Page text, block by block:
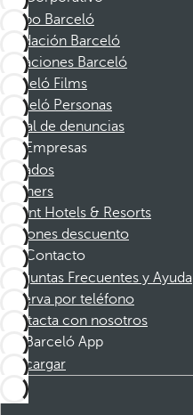
Grupo Barceló
Fundación Barceló
Vacaciones Barceló
Barceló Films
Barceló Personas
Canal de denuncias
Empresas
Afiliados
Partners
Dorint Hotels & Resorts
Cupones descuento
Contacto
Preguntas Frecuentes y Ayuda
Reserva por teléfono
Contacta con nosotros
Barceló App
Descargar